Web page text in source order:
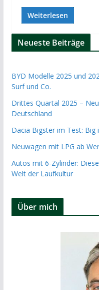
Weiterlesen
Neueste Beiträge
BYD Modelle 2025 und
Surf und Co.
Drittes Quartal 2025 –
Deutschland
Dacia Bigster im Test: Big
Neuwagen mit LPG ab
Autos mit 6-Zylinder:
Welt der Laufkultur
Über mich